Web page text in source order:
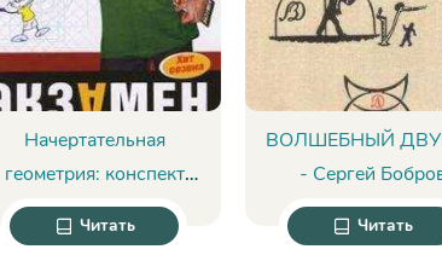
Начертательная
геометрия: конспект
лекций - Ю. Щербакова
Читать
ВОЛШЕБНЫЙ
- Сергей
Читать